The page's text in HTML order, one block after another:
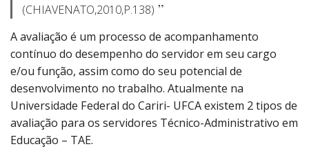
(CHIAVENATO,2010,P.138)
A avaliação é um processo de acompanhamento
contínuo do desempenho do servidor em seu cargo
e/ou função, assim como do seu potencial de
desenvolvimento no trabalho. Atualmente na
Universidade Federal do Cariri- UFCA existem 2 tipos de
avaliação para os servidores Técnico-Administrativo em
Educação – TAE.